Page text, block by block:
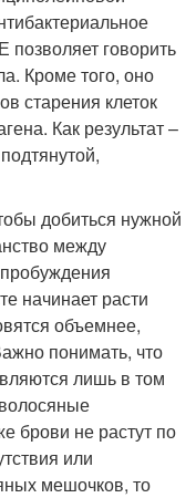
говорить
Кроме того, оно
старения клеток
Как результат –
добиться нужной
между
начинает расти
объемнее,
понимать, что
лишь в том
брови не растут по
или
мешочков, то